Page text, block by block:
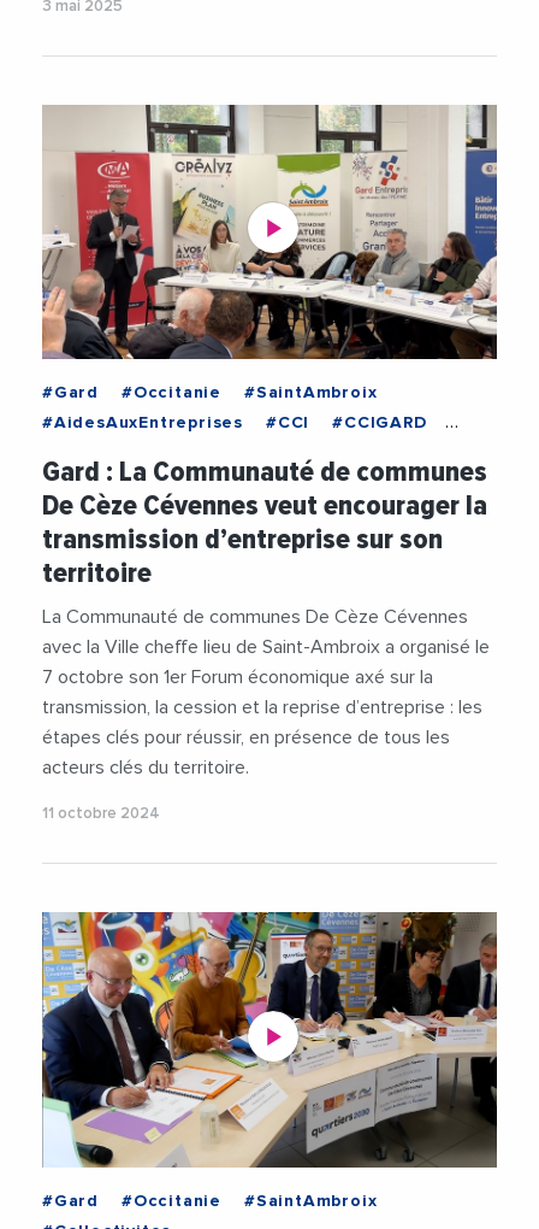
3 mai 2025
#Gard #Occitanie
#SaintAmbroix
#AidesAuxEntreprises
#CCI
#CCIGARD
#CMAGard
#CommunauteDeCommunesCezeCevennes
#Entreprises
#JeanPierreDeFaria
#JeromeBonet
Gard : La Communauté de communes
De Cèze Cévennes veut encourager la
transmission d’entreprise sur son
territoire
La Communauté de communes De Cèze Cévennes
avec la Ville cheffe lieu de Saint-Ambroix a organisé le
7 octobre son 1er Forum économique axé sur la
transmission, la cession et la reprise d’entreprise : les
étapes clés pour réussir, en présence de tous les
acteurs clés du territoire.
11 octobre 2024
#Gard #Occitanie
#SaintAmbroix